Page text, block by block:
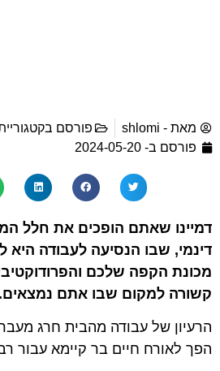
מאת - shlomi פורסם
פורסם ב- 2024-05-20
דמיינו שאתם הופכים את חלל
דינמי, שבו הנסיעה לעבודה
מכונת הקפה שלכם
קשורה למקום שבו אתם נמצאים.
הרעיון של עבודה מהבית חרג
הפך לאורח חיים בר קיימא עבור